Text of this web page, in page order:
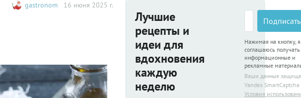
gastronom 16 июня 2025 г.
Лучшие
рецепты и
идеи для
вдохновения
каждую
неделю
Нажимая на кнопку, я
соглашаюсь получать
информационные и
рекламные
Ваши данные
Yandex SmartCaptcha
Условия